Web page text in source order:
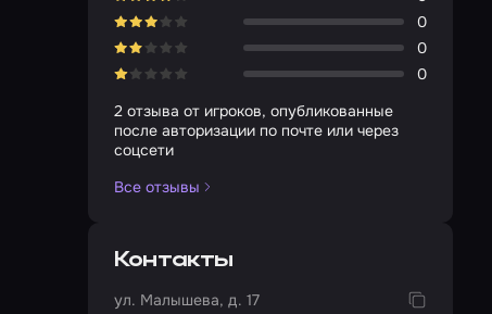
0
0
0
2 отзыва от игроков, опубликованные
после авторизации по почте или через
соцсети
Все отзывы
Контакты
ул. Малышева, д. 17